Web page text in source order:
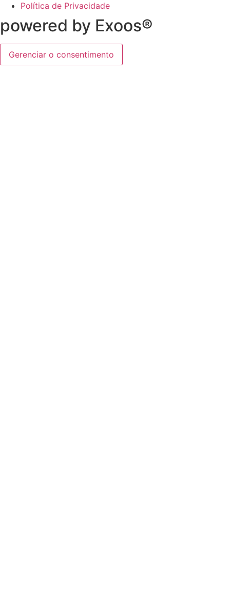
Política de Privacidade
powered by Exoos®
Gerenciar o consentimento